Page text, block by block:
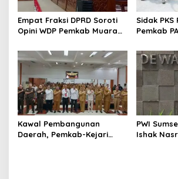
Empat Fraksi DPRD Soroti
Opini WDP Pemkab Muara
Kelola Keuangan
Sidak PKS
Pemkab
Kawal Pembangunan
Daerah, Pemkab-Kejari
PWI
Ishak